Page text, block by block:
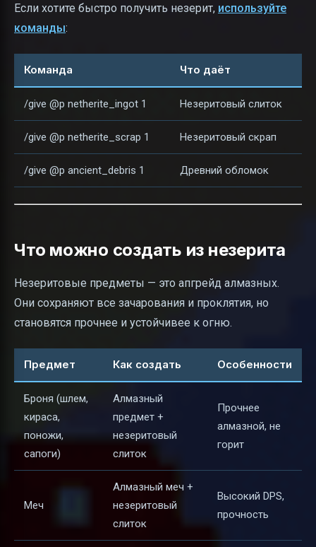
Если хотите быстро получить незерит, используйте
команды:
Команда Что даёт
/give @p netherite_ingot 1 Незеритовый слиток
/give @p netherite_scrap 1 Незеритовый скрап
/give @p ancient_debris 1 Древний обломок
Что можно создать из незерита
Незеритовые предметы — это апгрейд алмазных.
Они сохраняют все зачарования и проклятия, но
становятся прочнее и устойчивее к огню.
Предмет Как создать Особенности
Броня (шлем,
кираса,
поножи,
сапоги)
Алмазный
предмет +
незеритовый
слиток
Прочнее
алмазной, не
горит
Меч
Алмазный меч +
незеритовый
слиток
Высокий DPS,
прочность